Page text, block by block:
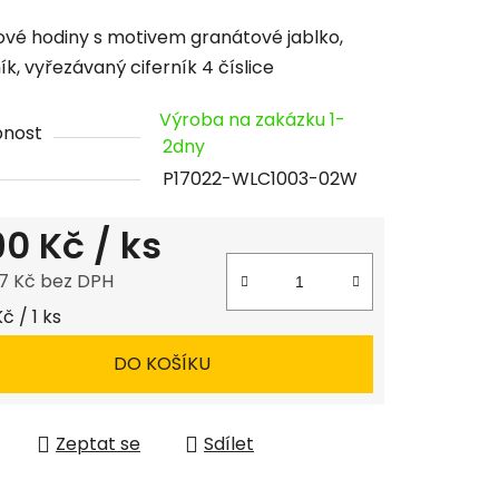
hodiny s motivem granátové jablko,
vyřezávaný ciferník 4 číslice
Výroba na zakázku 1-
2dny
P17022-WLC1003-02W
Kč / ks
Kč bez DPH
cena:
/ 1 ks
DO KOŠÍKU
Zeptat se Sdílet